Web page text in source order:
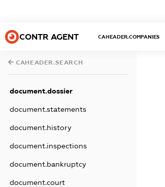
CONTR AGENT CAHEADER.COMPANIES
CAHEADER.SEARCH
document.dossier
document.statements
document.history
document.inspections
document.bankruptcy
document.court